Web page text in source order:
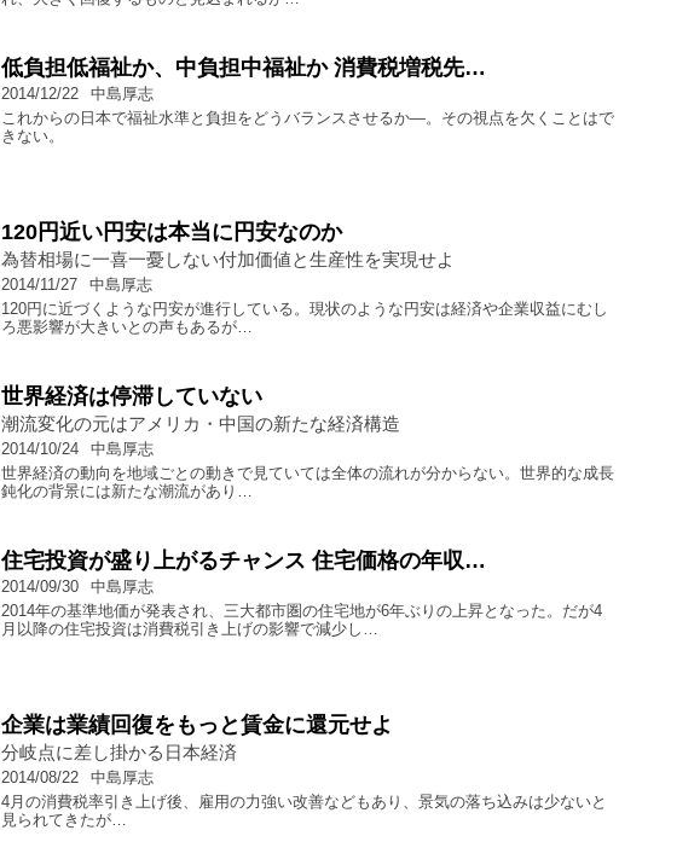
低負担低福祉か、中負担中福祉か 消費税増税先…
2014/12/22
中島厚志
これからの日本で福祉水準と負担をどうバランスさせるか―。その視点を欠くことはで
きない。
120円近い円安は本当に円安なのか
為替相場に一喜一憂しない付加価値と生産性を実現せよ
2014/11/27
中島厚志
120円に近づくような円安が進行している。現状のような円安は経済や企業収益にむし
ろ悪影響が大きいとの声もあるが…
世界経済は停滞していない
潮流変化の元はアメリカ・中国の新たな経済構造
2014/10/24
中島厚志
世界経済の動向を地域ごとの動きで見ていては全体の流れが分からない。世界的な成長
鈍化の背景には新たな潮流があり…
住宅投資が盛り上がるチャンス 住宅価格の年収…
2014/09/30
中島厚志
2014年の基準地価が発表され、三大都市圏の住宅地が6年ぶりの上昇となった。だが4
月以降の住宅投資は消費税引き上げの影響で減少し…
企業は業績回復をもっと賃金に還元せよ
分岐点に差し掛かる日本経済
2014/08/22
中島厚志
4月の消費税率引き上げ後、雇用の力強い改善などもあり、景気の落ち込みは少ないと
見られてきたが…